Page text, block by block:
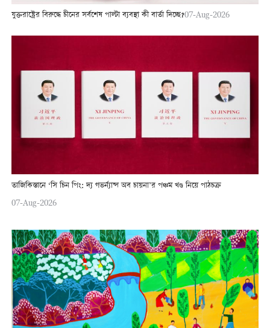
যুক্তরাষ্ট্রের বিরুদ্ধে চীনের সর্বশেষ পাল্টা ব্যবস্থা কী বার্তা দিচ্ছে?07-Aug-2026
তাজিকিস্তানে ‘সি চিন পিং: দ্য গভর্ন্যান্স অব চায়না’র পঞ্চম খণ্ড নিয়ে পাঠচক্র
07-Aug-2026